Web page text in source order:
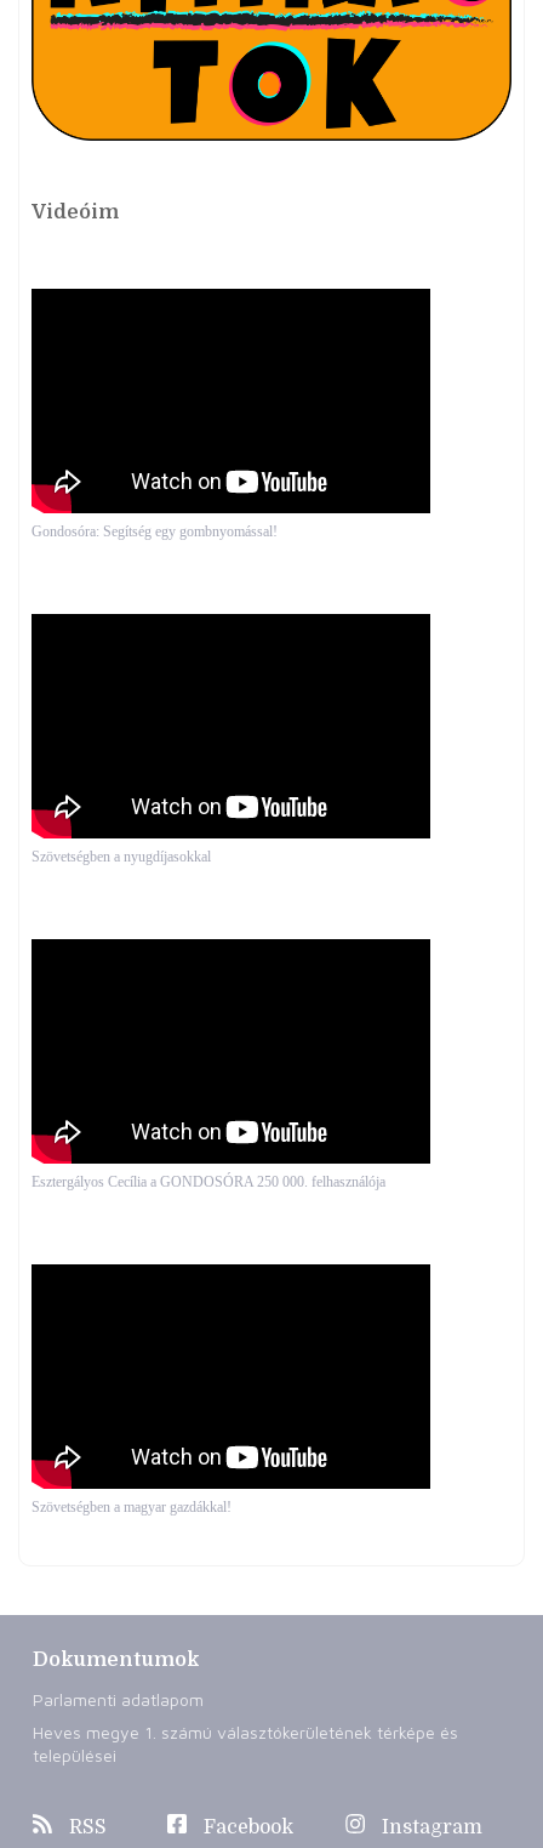
Videóim
Gondosóra: Segítség egy gombnyomással!
Szövetségben a nyugdíjasokkal
Esztergályos Cecília a GONDOSÓRA 250 000. felhasználója
Szövetségben a magyar gazdákkal!
Dokumentumok
Parlamenti adatlapom
Heves megye 1. számú választókerületének térképe és
települései
RSS Facebook Instagram